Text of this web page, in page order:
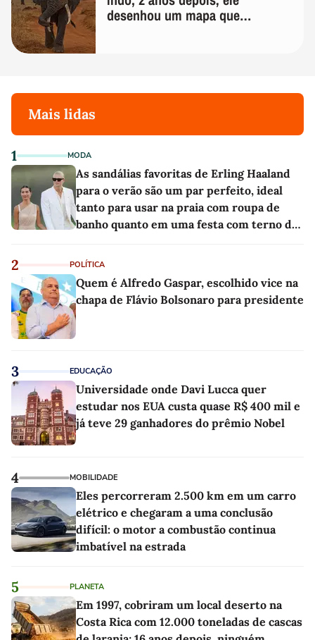
desenhou um mapa que
Mais lidas
1 MODA
As sandálias favoritas de Erling Haaland
para o verão são um par perfeito, ideal
tanto para usar na praia com roupa de
banho quanto em uma festa com terno de
2 POLÍTICA
Quem é Alfredo Gaspar, escolhido vice na
chapa de Flávio Bolsonaro para presidente
3 EDUCAÇÃO
Universidade onde Davi Lucca quer
estudar nos EUA custa quase R$ 400 mil e
já teve 29 ganhadores do prêmio Nobel
4 MOBILIDADE
Eles percorreram 2.500 km em um carro
elétrico e chegaram a uma conclusão
difícil: o motor a combustão continua
imbatível na estrada
5 PLANETA
Em 1997, cobriram um local deserto na
Costa Rica com 12.000 toneladas de cascas